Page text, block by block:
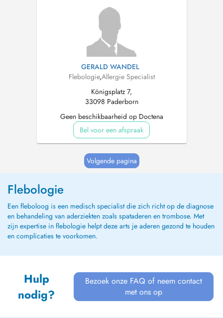
GERALD WANDEL
Flebologie,Allergie Specialist
Königsplatz 7,
33098 Paderborn
Geen beschikbaarheid op Doctena
Bel voor een afspraak
Volgende pagina
Flebologie
Een fleboloog is een medisch specialist die zich richt op de diagnose
en behandeling van aderziekten zoals spataderen en trombose. Met
zijn expertise in flebologie helpt deze arts je aderen gezond te houden
en complicaties te voorkomen.
Hulp
nodig?
Bezoek onze FAQ of neem contact
met ons op